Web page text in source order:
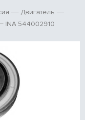
Двигатель
INA 544002910